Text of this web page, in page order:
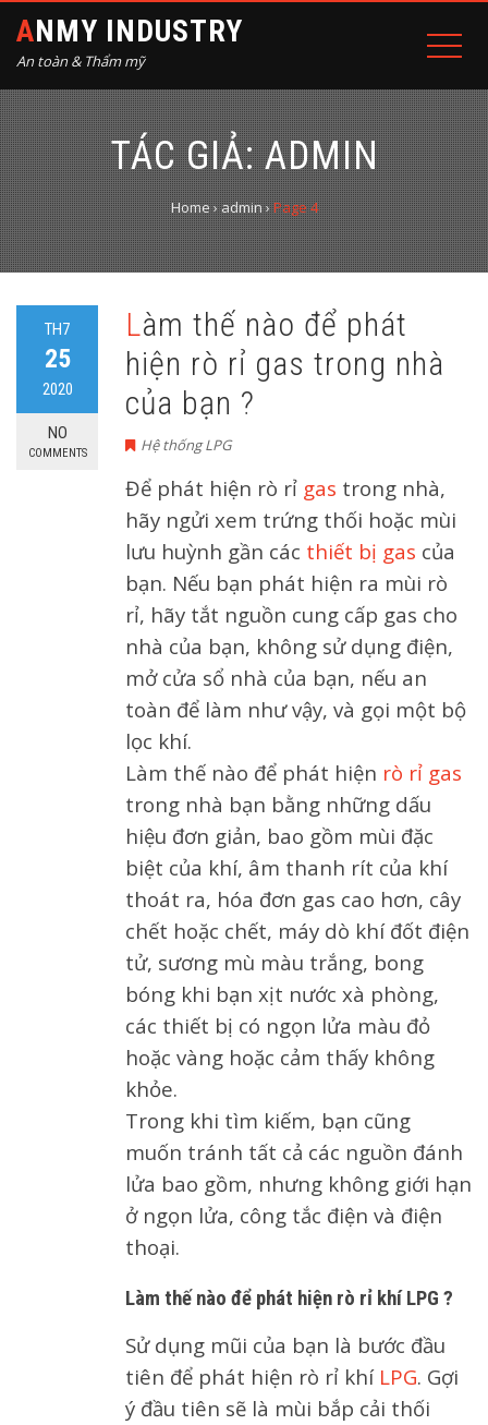
ANMY INDUSTRY
An toàn & Thẩm mỹ
TÁC GIẢ:ADMIN
Home›admin›Page 4
TH7
25
2020
NO
COMMENTS
Làm thế nào để phát
hiện rò rỉ gas trong nhà
của bạn ?
Hệ thống LPG
Để phát hiện rò rỉ gas trong nhà,
hãy ngửi xem trứng thối hoặc mùi
lưu huỳnh gần các thiết bị gas của
bạn. Nếu bạn phát hiện ra mùi rò
rỉ, hãy tắt nguồn cung cấp gas cho
nhà của bạn, không sử dụng điện,
mở cửa sổ nhà của bạn, nếu an
toàn để làm như vậy, và gọi một bộ
lọc khí.
Làm thế nào để phát hiện rò rỉ gas
trong nhà bạn bằng những dấu
hiệu đơn giản, bao gồm mùi đặc
biệt của khí, âm thanh rít của khí
thoát ra, hóa đơn gas cao hơn, cây
chết hoặc chết, máy dò khí đốt điện
tử, sương mù màu trắng, bong
bóng khi bạn xịt nước xà phòng,
các thiết bị có ngọn lửa màu đỏ
hoặc vàng hoặc cảm thấy không
khỏe.
Trong khi tìm kiếm, bạn cũng
muốn tránh tất cả các nguồn đánh
lửa bao gồm, nhưng không giới hạn
ở ngọn lửa, công tắc điện và điện
thoại.
Làm thế nào để phát hiện rò rỉ khí LPG ?
Sử dụng mũi của bạn là bước đầu
tiên để phát hiện rò rỉ khí LPG. Gợi
ý đầu tiên sẽ là mùi bắp cải thối